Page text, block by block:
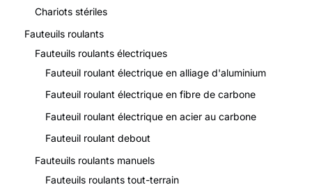
Chariots stériles
Fauteuils roulants
Fauteuils roulants électriques
Fauteuil roulant électrique en alliage d'aluminium
Fauteuil roulant électrique en fibre de carbone
Fauteuil roulant électrique en acier au carbone
Fauteuil roulant debout
Fauteuils roulants manuels
Fauteuils roulants tout-terrain